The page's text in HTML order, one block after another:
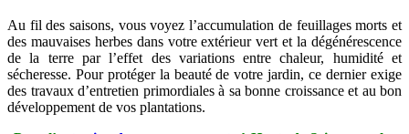
Au fil des saisons, vous voyez l’accumulation de feuillages morts et
des mauvaises herbes dans votre extérieur vert et la dégénérescence
de la terre par l’effet des variations entre chaleur, humidité et
sécheresse. Pour protéger la beauté de votre jardin, ce dernier exige
des travaux d’entretien primordiales à sa bonne croissance et au bon
développement de vos plantations.